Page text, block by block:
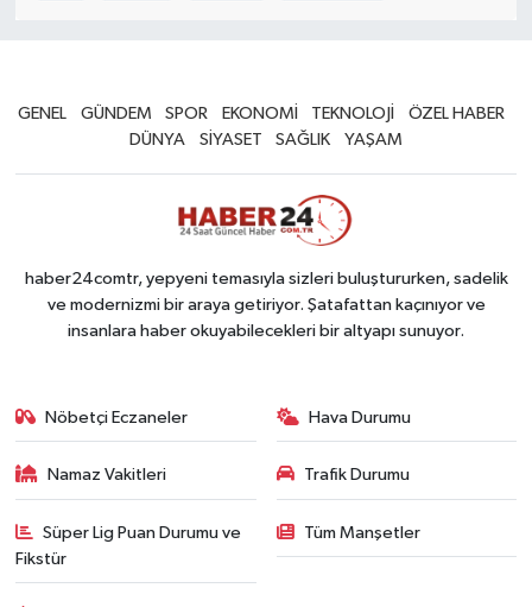
GENEL GÜNDEM SPOR EKONOMİ TEKNOLOJİ
ÖZEL HABER
DÜNYA
SİYASET SAĞLIK YAŞAM
haber24comtr, yepyeni temasıyla sizleri buluştururken, sadelik
ve modernizmi bir araya getiriyor. Şatafattan kaçınıyor ve
insanlara haber okuyabilecekleri bir altyapı sunuyor.
Nöbetçi Eczaneler Hava Durumu
Namaz Vakitleri Trafik Durumu
Süper Lig Puan Durumu ve
Fikstür
Tüm Manşetler